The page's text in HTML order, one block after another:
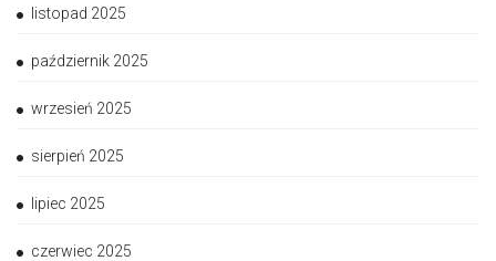
listopad 2025
październik 2025
wrzesień 2025
sierpień 2025
lipiec 2025
czerwiec 2025